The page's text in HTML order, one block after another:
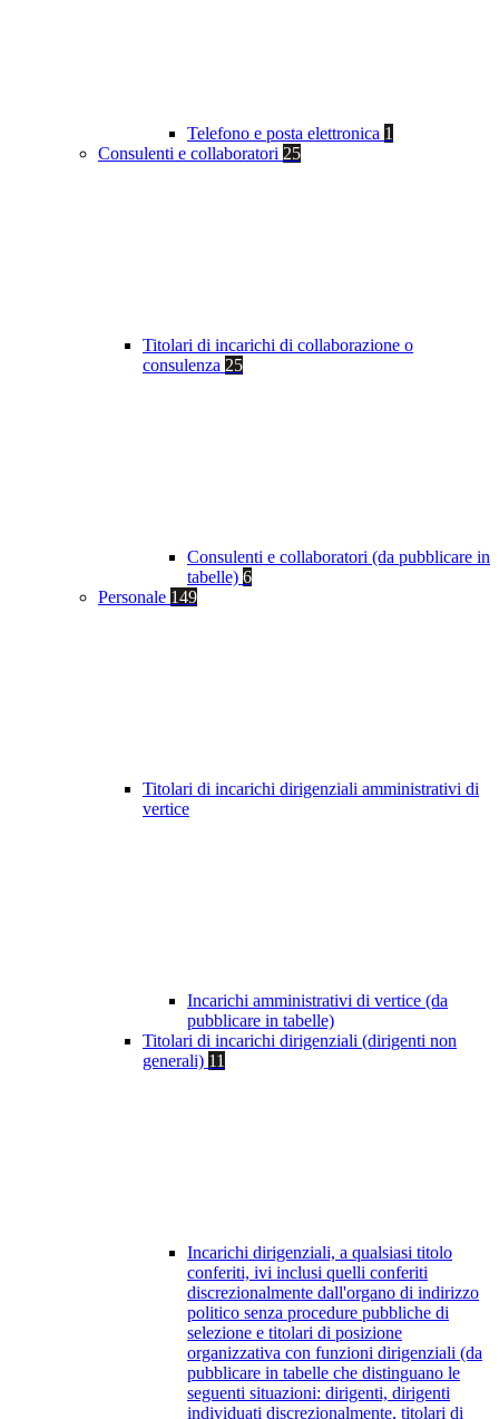
Telefono e posta elettronica 1
Consulenti e collaboratori 25
Titolari di incarichi di collaborazione o
consulenza 25
Consulenti e collaboratori (da pubblicare in
tabelle) 6
Personale 149
Titolari di incarichi dirigenziali amministrativi di
vertice
Incarichi amministrativi di vertice (da
pubblicare in tabelle)
Titolari di incarichi dirigenziali (dirigenti non
generali) 11
Incarichi dirigenziali, a qualsiasi titolo
conferiti, ivi inclusi quelli conferiti
discrezionalmente dall'organo di indirizzo
politico senza procedure pubbliche di
selezione e titolari di posizione
organizzativa con funzioni dirigenziali (da
pubblicare in tabelle che distinguano le
seguenti situazioni: dirigenti, dirigenti
individuati discrezionalmente, titolari di